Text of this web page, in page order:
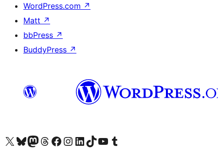
WordPress.com ↗
Matt ↗
bbPress ↗
BuddyPress ↗
X (旧 Twitter) アカウントへBluesky アカウントへMastodon アカウントへThreads アカウントへ Facebook ページへInstagram アカウントへ LinkedIn アカウントへTikTok アカウントへYouTube チャンネルへ Tumblr アカウントへ